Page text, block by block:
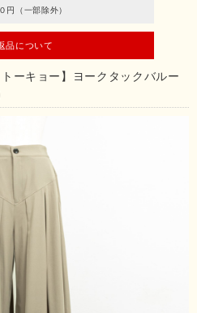
円（一部除外）
品について
ーキョー】ヨークタックバルー